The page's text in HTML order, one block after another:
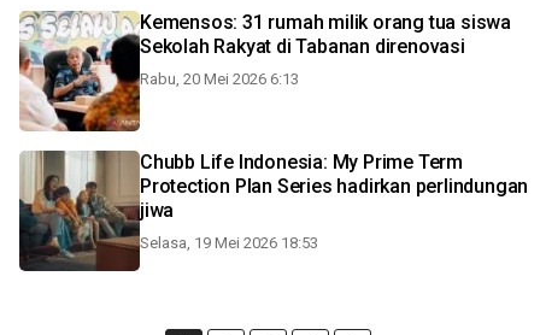
Kemensos: 31 rumah milik orang tua siswa
Sekolah Rakyat di Tabanan direnovasi
Rabu, 20 Mei 2026 6:13
Chubb Life Indonesia: My Prime Term
Protection Plan Series hadirkan perlindungan
jiwa
Selasa, 19 Mei 2026 18:53